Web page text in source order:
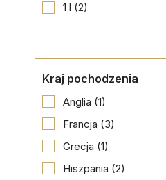
1 l (2)
Kraj pochodzenia
Anglia (1)
Francja (3)
Grecja (1)
Hiszpania (2)